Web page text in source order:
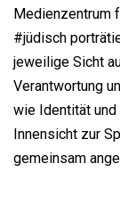
Medienzentrum
#jüdisch
jeweilige Sicht
Verantwortung
wie Identität und
Innensicht zur
gemeinsam